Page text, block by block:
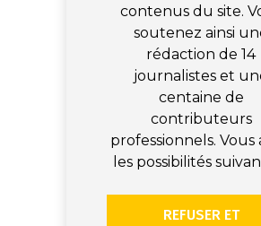
contenus du site.
soutenez ainsi
rédaction de 14
journalistes et
centaine de
contributeurs
professionnels. Vous
les possibilités
REFUSER ET